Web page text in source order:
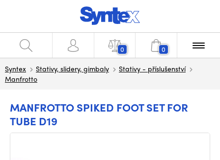
0 0
Syntex Stativy, slidery, gimbaly
Stativy - příslušenství
Manfrotto
MANFROTTO SPIKED FOOT SET FOR
TUBE D19